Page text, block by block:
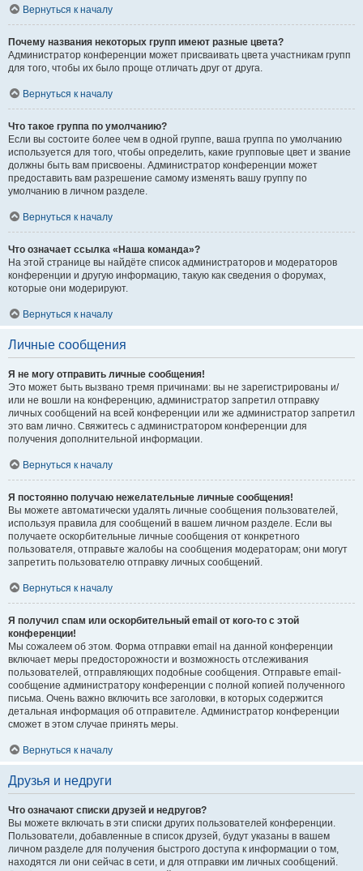
Вернуться к началу
Почему названия некоторых групп имеют разные цвета?
Администратор конференции может присваивать цвета участникам групп
для того, чтобы их было проще отличать друг от друга.
Вернуться к началу
Что такое группа по умолчанию?
Если вы состоите более чем в одной группе, ваша группа по умолчанию
используется для того, чтобы определить, какие групповые цвет и звание
должны быть вам присвоены. Администратор конференции может
предоставить вам разрешение самому изменять вашу группу по
умолчанию в личном разделе.
Вернуться к началу
Что означает ссылка «Наша команда»?
На этой странице вы найдёте список администраторов и модераторов
конференции и другую информацию, такую как сведения о форумах,
которые они модерируют.
Вернуться к началу
Личные сообщения
Я не могу отправить личные сообщения!
Это может быть вызвано тремя причинами: вы не зарегистрированы и/
или не вошли на конференцию, администратор запретил отправку
личных сообщений на всей конференции или же администратор запретил
это вам лично. Свяжитесь с администратором конференции для
получения дополнительной информации.
Вернуться к началу
Я постоянно получаю нежелательные личные сообщения!
Вы можете автоматически удалять личные сообщения пользователей,
используя правила для сообщений в вашем личном разделе. Если вы
получаете оскорбительные личные сообщения от конкретного
пользователя, отправьте жалобы на сообщения модераторам; они могут
запретить пользователю отправку личных сообщений.
Вернуться к началу
Я получил спам или оскорбительный email от кого-то с этой
конференции!
Мы сожалеем об этом. Форма отправки email на данной конференции
включает меры предосторожности и возможность отслеживания
пользователей, отправляющих подобные сообщения. Отправьте email-
сообщение администратору конференции с полной копией полученного
письма. Очень важно включить все заголовки, в которых содержится
детальная информация об отправителе. Администратор конференции
сможет в этом случае принять меры.
Вернуться к началу
Друзья и недруги
Что означают списки друзей и недругов?
Вы можете включать в эти списки других пользователей конференции.
Пользователи, добавленные в список друзей, будут указаны в вашем
личном разделе для получения быстрого доступа к информации о том,
находятся ли они сейчас в сети, и для отправки им личных сообщений.